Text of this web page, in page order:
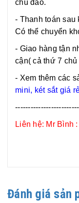
chu đáo.
- Thanh toán
Có thể chuyển
- Giao hàng tận
cận( cả thứ 7
- Xem thêm các
mini, két sắt giá
Liên hệ: Mr Bình
Đánh giá sản